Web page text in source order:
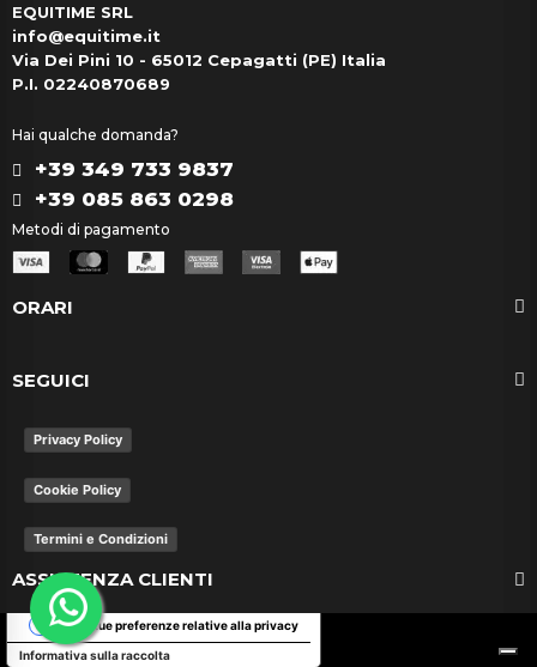
EQUITIME SRL
info@equitime.it
Via Dei Pini 10 - 65012 Cepagatti (PE) Italia
P.I. 02240870689
Hai qualche domanda?
+39 349 733 9837
+39 085 863 0298
Metodi di pagamento
ORARI
SEGUICI
Privacy Policy
Cookie Policy
Termini e Condizioni
ASSISTENZA CLIENTI
Informativa sulla raccolta
Le tue preferenze relative alla privacy